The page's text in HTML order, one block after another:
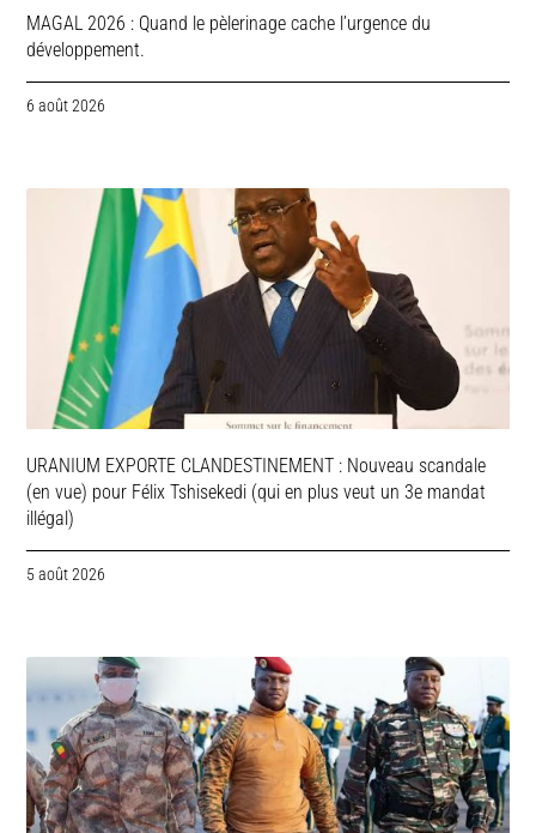
MAGAL 2026 : Quand le pèlerinage cache l’urgence du
développement.
6 août 2026
URANIUM EXPORTE CLANDESTINEMENT : Nouveau scandale
(en vue) pour Félix Tshisekedi (qui en plus veut un 3e mandat
illégal)
5 août 2026